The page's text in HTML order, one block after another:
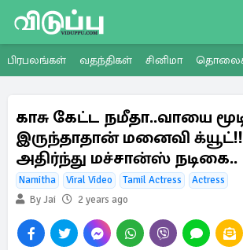
பிரபலங்கள் வதந்திகள் சினிமா
காசு கேட்ட நமீதா..வாயை
இருந்தாதான் மனைவி
அதிர்ந்து மச்சான்ஸ் நடிகை..
Namitha Viral Video Tamil Actress
Actress
By Jai
2 years ago